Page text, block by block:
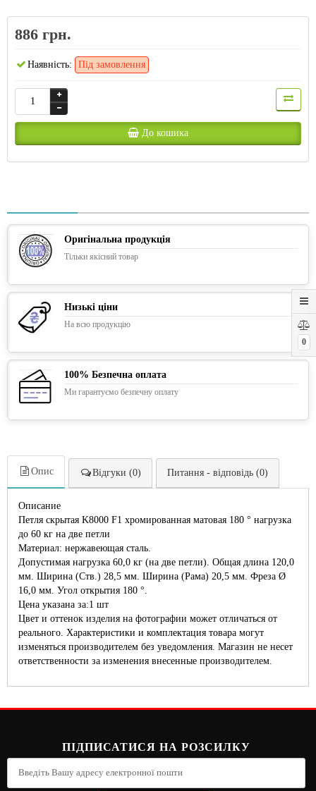
0
886 грн.
Наявність: Під замовлення
До кошика
Оригінальна продукція
Тільки якісний товар
Низькі ціни
На всю продукцію
100% Безпечна оплата
Ми гарантуємо безпечну оплату
Опис Відгуки (0) Питання - відповідь (0)
Описание
Петля скрытая K8000 F1 хромированная матовая 180 ° нагрузка
до 60 кг на две петли
Материал: нержавеющая сталь.
Допустимая нагрузка 60,0 кг (на две петли). Общая длина 120,0
мм. Ширина (Ств.) 28,5 мм. Ширина (Рама) 20,5 мм. Фреза Ø
16,0 мм. Угол открытия 180 °.
Цена указана за:1 шт
Цвет и оттенок изделия на фотографии может отличаться от
реального. Характеристики и комплектация товара могут
изменяться производителем без уведомления. Магазин не несет
ответственности за изменения внесенные производителем.
ПІДПИСАТИСЯ НА РОЗСИЛКУ